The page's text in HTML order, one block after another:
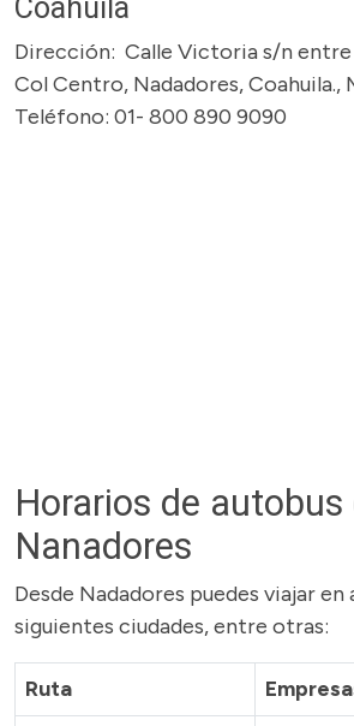
Coahuila
Dirección: Calle Victoria s/n entre
Col Centro, Nadadores, Coahuila.,
Teléfono: 01- 800 890 9090
Horarios de autobus
Nanadores
Desde Nadadores puedes viajar en
siguientes ciudades, entre otras:
Ruta